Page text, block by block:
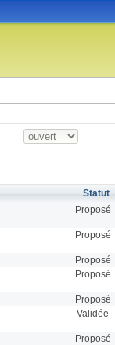
Statut
Proposé
Proposé
Proposé
Proposé
Proposé
Validée
Proposé